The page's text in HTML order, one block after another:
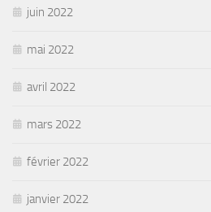
juin 2022
mai 2022
avril 2022
mars 2022
février 2022
janvier 2022